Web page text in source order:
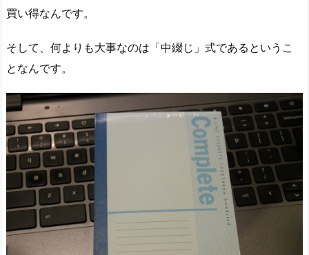
買い得なんです。
そして、何よりも大事なのは「中綴じ」式であるというこ
となんです。